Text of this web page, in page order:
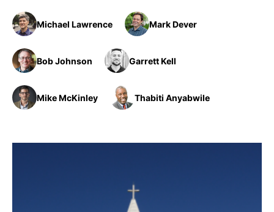
教会带领 解经式讲道与神学
福音传讲与宣教 成员制与教会纪律
团契生活与祷告
隐私条款
简体中文 正體中文
西班牙语
葡萄牙语
法语
罗马尼亚语
波兰语
越南语
意大利语
Michael Lawrence Mark Dever
Bob Johnson Garrett Kell
Mike McKinley Thabiti Anyabwile